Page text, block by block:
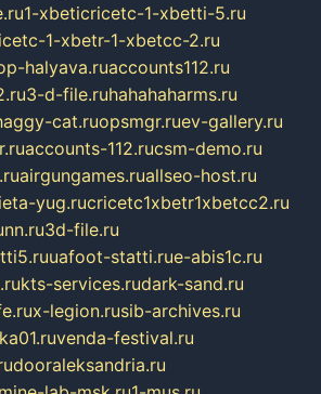
1-xbeticricetc-1-xbetti-5.ru
1-xbetr-1-xbetcc-2.ru
halyava.ruaccounts112.ru
3-d-file.ruhahahaharms.ru
cat.ruopsmgr.ruev-gallery.ru
accounts-112.rucsm-demo.ru
airgungames.ruallseo-host.ru
yug.rucricetc1xbetr1xbetcc2.ru
3d-file.ru
uafoot-statti.rue-abis1c.ru
kts-services.rudark-sand.ru
x-legion.rusib-archives.ru
venda-festival.ru
dooraleksandria.ru